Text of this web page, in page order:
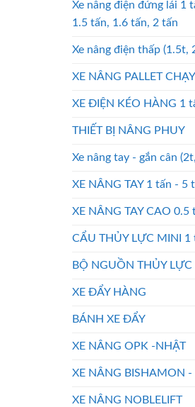
Xe nâng điện đứng lái 1
1.5 tấn, 1.6 tấn, 2 tấn
Xe nâng điện thấp (1.5t,
XE NÂNG PALLET
XE ĐIỆN KÉO HÀNG 1
THIẾT BỊ NÂNG PHUY
Xe nâng tay - gắn cân
XE NÂNG TAY 1 tấn - 5
XE NÂNG TAY CAO 0.5
CẨU THỦY LỰC MINI 1
BỘ NGUỒN THỦY LỰC
XE ĐẨY HÀNG
BÁNH XE ĐẨY
XE NÂNG OPK -NHẬT
XE NÂNG BISHAMON -
XE NÂNG NOBLELIFT